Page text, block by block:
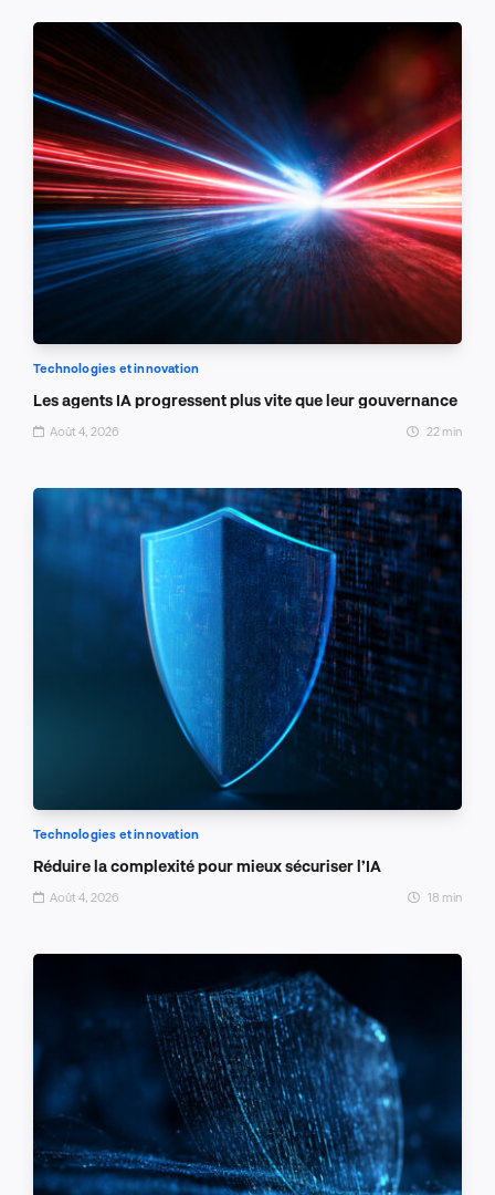
Technologies et innovation
Les agents IA progressent plus vite que leur gouvernance
Août 4, 2026 22 min
Technologies et innovation
Réduire la complexité pour mieux sécuriser l’IA
Août 4, 2026 18 min